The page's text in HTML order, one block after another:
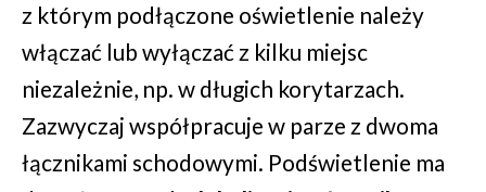
z którym podłączone oświetlenie należy
włączać lub wyłączać z kilku miejsc
niezależnie, np. w długich korytarzach.
Zazwyczaj współpracuje w parze z dwoma
łącznikami schodowymi. Podświetlenie ma